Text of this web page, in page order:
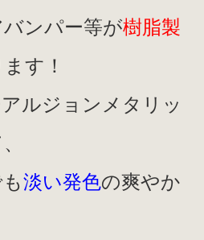
ンパー等が樹脂製
す！
ルジョンメタリッ
淡い発色の爽やか